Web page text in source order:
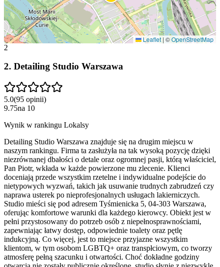
Leaflet | ©OpenStreetMap
2
2. Detailing Studio Warszawa
5.0(95 opinii)
9.75na 10
Wynik w rankingu Lokalsy
Detailing Studio Warszawa znajduje się na drugim miejscu w
naszym rankingu. Firma ta zasłużyła na tak wysoką pozycję dzięki
niezrównanej dbałości o detale oraz ogromnej pasji, którą właściciel,
Pan Piotr, wkłada w każde powierzone mu zlecenie. Klienci
doceniają przede wszystkim rzetelne i indywidualne podejście do
nietypowych wyzwań, takich jak usuwanie trudnych zabrudzeń czy
naprawa usterek po nieprofesjonalnych usługach lakierniczych.
Studio mieści się pod adresem Tyśmienicka 5, 04-303 Warszawa,
oferując komfortowe warunki dla każdego kierowcy. Obiekt jest w
pełni przystosowany do potrzeb osób z niepełnosprawnościami,
zapewniając łatwy dostęp, odpowiednie toalety oraz pętlę
indukcyjną. Co więcej, jest to miejsce przyjazne wszystkim
klientom, w tym osobom LGBTQ+ oraz transpłciowym, co tworzy
atmosferę pełną szacunku i otwartości. Choć dokładne godziny